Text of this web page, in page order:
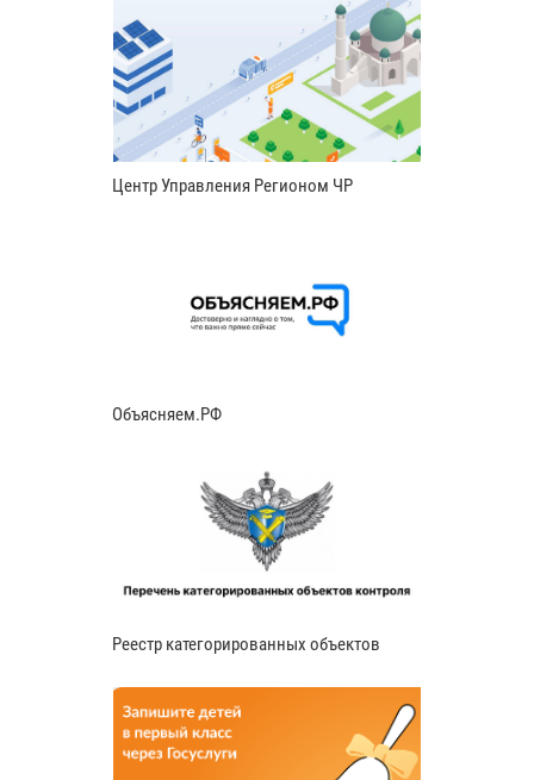
Центр Управления Регионом ЧР
Объясняем.РФ
Реестр категорированных объектов